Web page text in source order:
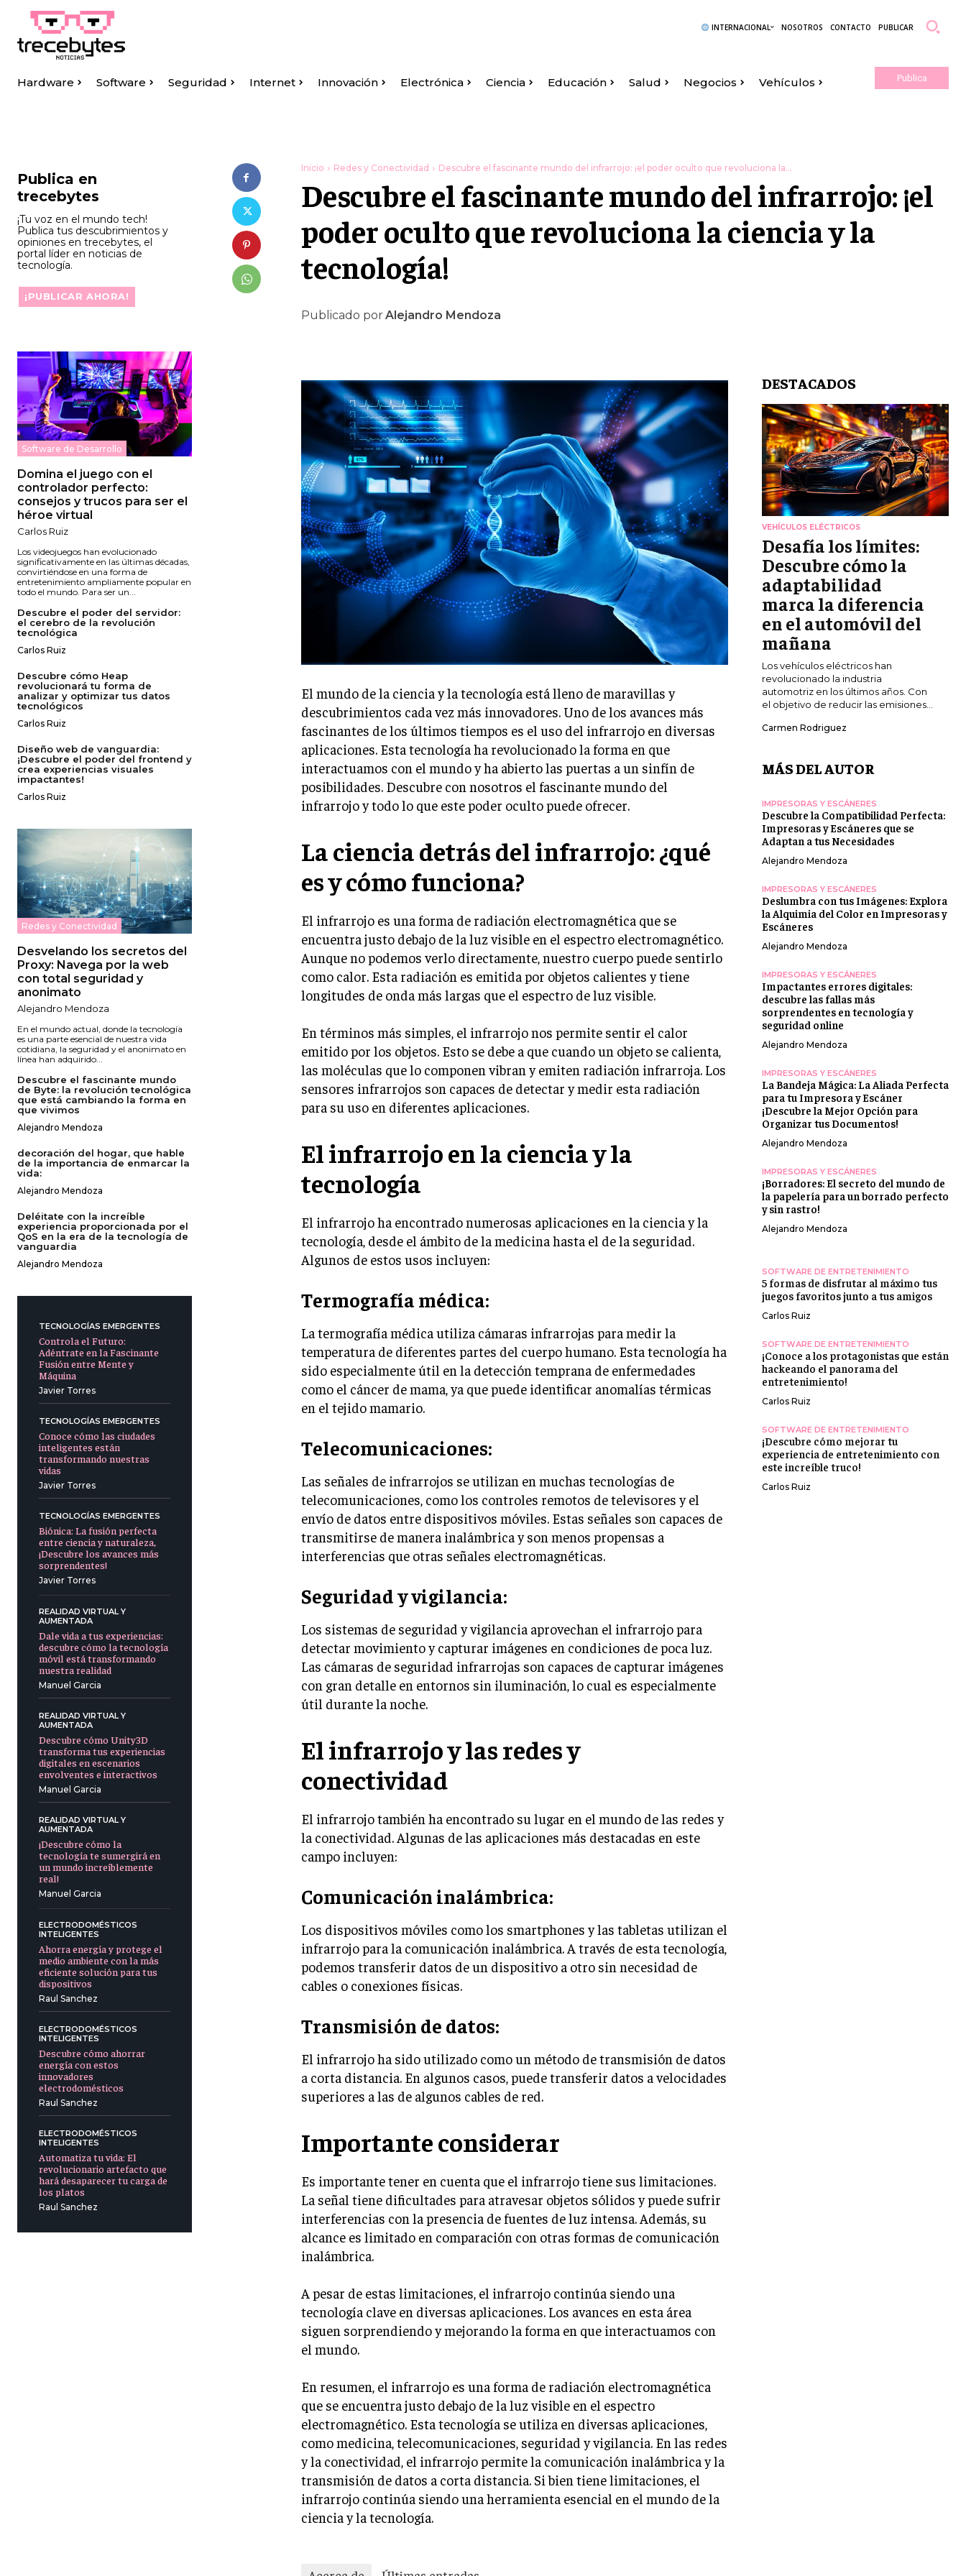
INTERNACIONAL NOSOTROS CONTACTO PUBLICAR
Hardware Software Seguridad Internet Innovación Electrónica Ciencia Educación Salud Negocios Vehículos Publica
Publica en
trecebytes
¡Tu voz en el mundo tech!
Publica tus descubrimientos y
opiniones en trecebytes, el
portal líder en noticias de
tecnología.
¡PUBLICAR AHORA!
Software de Desarrollo
Domina el juego con el
controlador perfecto:
consejos y trucos para ser el
héroe virtual
Carlos Ruiz
Los videojuegos han evolucionado
significativamente en las últimas décadas,
convirtiéndose en una forma de
entretenimiento ampliamente popular en
todo el mundo. Para ser un...
Descubre el poder del servidor:
el cerebro de la revolución
tecnológica
Carlos Ruiz
Descubre cómo Heap
revolucionará tu forma de
analizar y optimizar tus datos
tecnológicos
Carlos Ruiz
Diseño web de vanguardia:
¡Descubre el poder del frontend y
crea experiencias visuales
impactantes!
Carlos Ruiz
Redes y Conectividad
Desvelando los secretos del
Proxy: Navega por la web
con total seguridad y
anonimato
Alejandro Mendoza
En el mundo actual, donde la tecnología
es una parte esencial de nuestra vida
cotidiana, la seguridad y el anonimato en
línea han adquirido...
Descubre el fascinante mundo
de Byte: la revolución tecnológica
que está cambiando la forma en
que vivimos
Alejandro Mendoza
decoración del hogar, que hable
de la importancia de enmarcar la
vida:
Alejandro Mendoza
Deléitate con la increíble
experiencia proporcionada por el
QoS en la era de la tecnología de
vanguardia
Alejandro Mendoza
TECNOLOGÍAS EMERGENTES
Controla el Futuro:
Adéntrate en la Fascinante
Fusión entre Mente y
Máquina
Javier Torres
TECNOLOGÍAS EMERGENTES
Conoce cómo las ciudades
inteligentes están
transformando nuestras
vidas
Javier Torres
TECNOLOGÍAS EMERGENTES
Biónica: La fusión perfecta
entre ciencia y naturaleza,
¡Descubre los avances más
sorprendentes!
Javier Torres
REALIDAD VIRTUAL Y
AUMENTADA
Dale vida a tus experiencias:
descubre cómo la tecnología
móvil está transformando
nuestra realidad
Manuel Garcia
REALIDAD VIRTUAL Y
AUMENTADA
Descubre cómo Unity3D
transforma tus experiencias
digitales en escenarios
envolventes e interactivos
Manuel Garcia
REALIDAD VIRTUAL Y
AUMENTADA
¡Descubre cómo la
tecnología te sumergirá en
un mundo increíblemente
real!
Manuel Garcia
ELECTRODOMÉSTICOS
INTELIGENTES
Ahorra energía y protege el
medio ambiente con la más
eficiente solución para tus
dispositivos
Raul Sanchez
ELECTRODOMÉSTICOS
INTELIGENTES
Descubre cómo ahorrar
energía con estos
innovadores
electrodomésticos
Raul Sanchez
ELECTRODOMÉSTICOS
INTELIGENTES
Automatiza tu vida: El
revolucionario artefacto que
hará desaparecer tu carga de
los platos
Raul Sanchez
Inicio Redes y Conectividad Descubre el fascinante mundo del infrarrojo: ¡el poder oculto que revoluciona la...
Descubre el fascinante mundo del infrarrojo: ¡el
poder oculto que revoluciona la ciencia y la
tecnología!
Publicado por Alejandro Mendoza
El mundo de la ciencia y la tecnología está lleno de maravillas y
descubrimientos cada vez más innovadores. Uno de los avances más
fascinantes de los últimos tiempos es el uso del infrarrojo en diversas
aplicaciones. Esta tecnología ha revolucionado la forma en que
interactuamos con el mundo y ha abierto las puertas a un sinfín de
posibilidades. Descubre con nosotros el fascinante mundo del
infrarrojo y todo lo que este poder oculto puede ofrecer.
La ciencia detrás del infrarrojo: ¿qué
es y cómo funciona?
El infrarrojo es una forma de radiación electromagnética que se
encuentra justo debajo de la luz visible en el espectro electromagnético.
Aunque no podemos verlo directamente, nuestro cuerpo puede sentirlo
como calor. Esta radiación es emitida por objetos calientes y tiene
longitudes de onda más largas que el espectro de luz visible.
En términos más simples, el infrarrojo nos permite sentir el calor
emitido por los objetos. Esto se debe a que cuando un objeto se calienta,
las moléculas que lo componen vibran y emiten radiación infrarroja. Los
sensores infrarrojos son capaces de detectar y medir esta radiación
para su uso en diferentes aplicaciones.
El infrarrojo en la ciencia y la
tecnología
El infrarrojo ha encontrado numerosas aplicaciones en la ciencia y la
tecnología, desde el ámbito de la medicina hasta el de la seguridad.
Algunos de estos usos incluyen:
Termografía médica:
La termografía médica utiliza cámaras infrarrojas para medir la
temperatura de diferentes partes del cuerpo humano. Esta tecnología ha
sido especialmente útil en la detección temprana de enfermedades
como el cáncer de mama, ya que puede identificar anomalías térmicas
en el tejido mamario.
Telecomunicaciones:
Las señales de infrarrojos se utilizan en muchas tecnologías de
telecomunicaciones, como los controles remotos de televisores y el
envío de datos entre dispositivos móviles. Estas señales son capaces de
transmitirse de manera inalámbrica y son menos propensas a
interferencias que otras señales electromagnéticas.
Seguridad y vigilancia:
Los sistemas de seguridad y vigilancia aprovechan el infrarrojo para
detectar movimiento y capturar imágenes en condiciones de poca luz.
Las cámaras de seguridad infrarrojas son capaces de capturar imágenes
con gran detalle en entornos sin iluminación, lo cual es especialmente
útil durante la noche.
El infrarrojo y las redes y
conectividad
El infrarrojo también ha encontrado su lugar en el mundo de las redes y
la conectividad. Algunas de las aplicaciones más destacadas en este
campo incluyen:
Comunicación inalámbrica:
Los dispositivos móviles como los smartphones y las tabletas utilizan el
infrarrojo para la comunicación inalámbrica. A través de esta tecnología,
podemos transferir datos de un dispositivo a otro sin necesidad de
cables o conexiones físicas.
Transmisión de datos:
El infrarrojo ha sido utilizado como un método de transmisión de datos
a corta distancia. En algunos casos, puede transferir datos a velocidades
superiores a las de algunos cables de red.
Importante considerar
Es importante tener en cuenta que el infrarrojo tiene sus limitaciones.
La señal tiene dificultades para atravesar objetos sólidos y puede sufrir
interferencias con la presencia de fuentes de luz intensa. Además, su
alcance es limitado en comparación con otras formas de comunicación
inalámbrica.
A pesar de estas limitaciones, el infrarrojo continúa siendo una
tecnología clave en diversas aplicaciones. Los avances en esta área
siguen sorprendiendo y mejorando la forma en que interactuamos con
el mundo.
En resumen, el infrarrojo es una forma de radiación electromagnética
que se encuentra justo debajo de la luz visible en el espectro
electromagnético. Esta tecnología se utiliza en diversas aplicaciones,
como medicina, telecomunicaciones, seguridad y vigilancia. En las redes
y la conectividad, el infrarrojo permite la comunicación inalámbrica y la
transmisión de datos a corta distancia. Si bien tiene limitaciones, el
infrarrojo continúa siendo una herramienta esencial en el mundo de la
ciencia y la tecnología.
DESTACADOS
VEHÍCULOS ELÉCTRICOS
Desafía los límites:
Descubre cómo la
adaptabilidad
marca la diferencia
en el automóvil del
mañana
Los vehículos eléctricos han
revolucionado la industria
automotriz en los últimos años. Con
el objetivo de reducir las emisiones...
Carmen Rodriguez
MÁS DEL AUTOR
IMPRESORAS Y ESCÁNERES
Descubre la Compatibilidad Perfecta:
Impresoras y Escáneres que se
Adaptan a tus Necesidades
Alejandro Mendoza
IMPRESORAS Y ESCÁNERES
Deslumbra con tus Imágenes: Explora
la Alquimia del Color en Impresoras y
Escáneres
Alejandro Mendoza
IMPRESORAS Y ESCÁNERES
Impactantes errores digitales:
descubre las fallas más
sorprendentes en tecnología y
seguridad online
Alejandro Mendoza
IMPRESORAS Y ESCÁNERES
La Bandeja Mágica: La Aliada Perfecta
para tu Impresora y Escáner
¡Descubre la Mejor Opción para
Organizar tus Documentos!
Alejandro Mendoza
IMPRESORAS Y ESCÁNERES
¡Borradores: El secreto del mundo de
la papelería para un borrado perfecto
y sin rastro!
Alejandro Mendoza
SOFTWARE DE ENTRETENIMIENTO
5 formas de disfrutar al máximo tus
juegos favoritos junto a tus amigos
Carlos Ruiz
SOFTWARE DE ENTRETENIMIENTO
¡Conoce a los protagonistas que están
hackeando el panorama del
entretenimiento!
Carlos Ruiz
SOFTWARE DE ENTRETENIMIENTO
¡Descubre cómo mejorar tu
experiencia de entretenimiento con
este increíble truco!
Carlos Ruiz